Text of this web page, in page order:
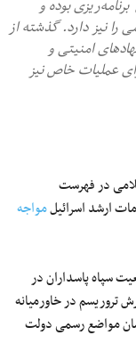
بوده و
را نیز دارد. گذشته از
امنیتی و
عملیات خاص نیز
در فهرست
ارشد اسرائیلمواجه
سپاه پاسداران در
تروریسم در خاورمیانه
مواضع رسمی دولت